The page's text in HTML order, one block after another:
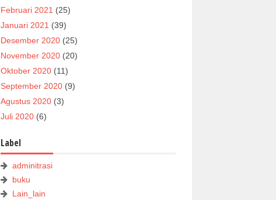
Februari 2021 (25)
Januari 2021 (39)
Desember 2020 (25)
November 2020 (20)
Oktober 2020 (11)
September 2020 (9)
Agustus 2020 (3)
Juli 2020 (6)
Label
adminitrasi
buku
Lain_lain